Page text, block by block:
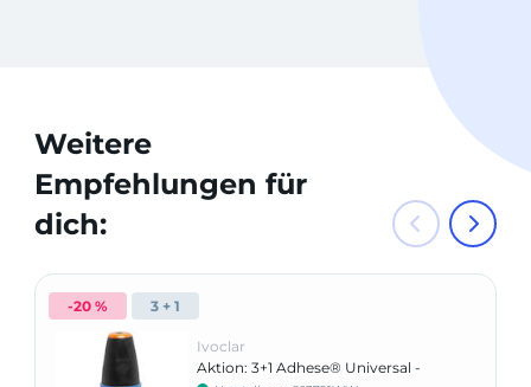
Weitere
Empfehlungen für
dich:
-20 % 3 + 1
Ivoclar
Aktion: 3+1 Adhese® Universal -